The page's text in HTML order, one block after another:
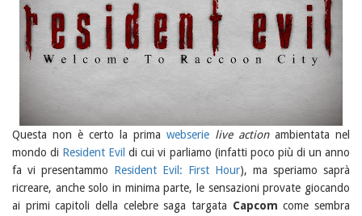
Questa non è certo la prima webserie live actionambientata nel
mondo di Resident Evil di cui vi parliamo (infatti poco più di un anno
fa vi presentammo Resident Evil: First Hour), ma speriamo saprà
ricreare, anche solo in minima parte, le sensazioni provate giocando
ai primi capitoli della celebre saga targata Capcom come sembra